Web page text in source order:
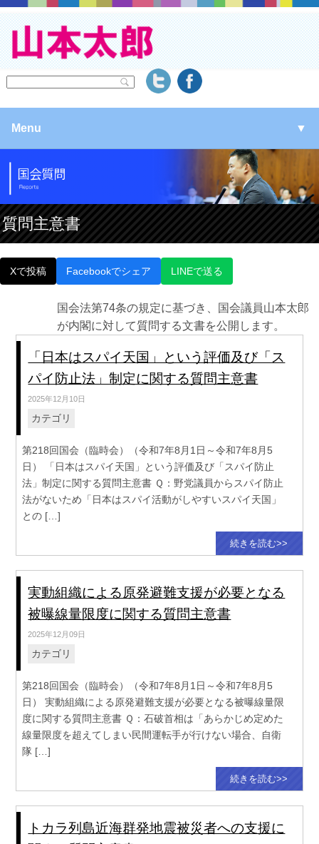
Menu ▼
▼
▼
▼
質問主意書
Xで投稿 Facebookでシェア LINEで送る
国会法第74条の規定に基づき、国会議員山本太郎
が内閣に対して質問する文書を公開します。
「日本はスパイ天国」という評価及び「ス
パイ防止法」制定に関する質問主意書
2025年12月10日
カテゴリ
第218回国会（臨時会）（令和7年8月1日～令和7年8月5
日） 「日本はスパイ天国」という評価及び「スパイ防止
法」制定に関する質問主意書 Ｑ：野党議員からスパイ防止
法がないため「日本はスパイ活動がしやすいスパイ天国」
との […]
続きを読む>>
実動組織による原発避難支援が必要となる
被曝線量限度に関する質問主意書
2025年12月09日
カテゴリ
第218回国会（臨時会）（令和7年8月1日～令和7年8月5
日） 実動組織による原発避難支援が必要となる被曝線量限
度に関する質問主意書 Ｑ：石破首相は「あらかじめ定めた
線量限度を超えてしまい民間運転手が行けない場合、自衛
隊 […]
続きを読む>>
トカラ列島近海群発地震被災者への支援に